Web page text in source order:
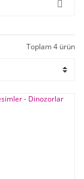
Toplam 4 ürün